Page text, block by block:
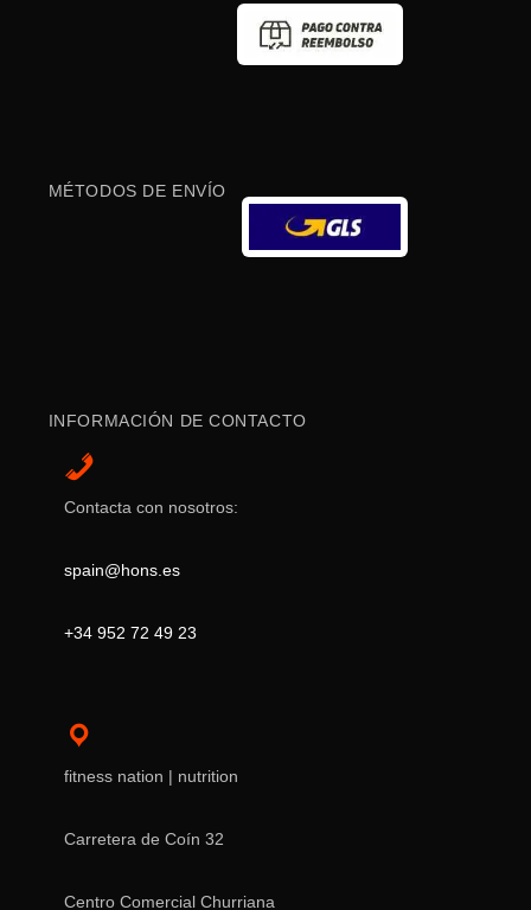
MÉTODOS DE ENVÍO
INFORMACIÓN DE CONTACTO
Contacta con nosotros:
spain@hons.es
+34 952 72 49 23
fitness nation | nutrition
Carretera de Coín 32
Centro Comercial Churriana